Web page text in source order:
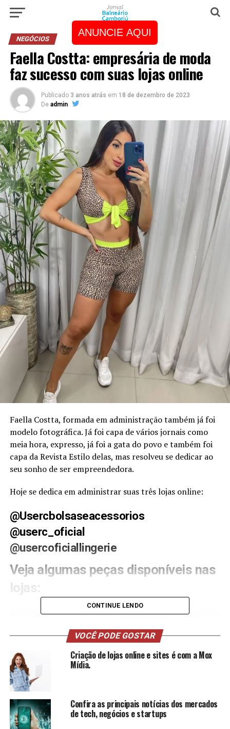
ANUNCIE AQUI
NEGÓCIOS
Faella Costta: empresária de moda
faz sucesso com suas lojas online
Publicado 3 anos atrás em 18 de dezembro de 2023
De admin
Faella Costta, formada em administração também já foi
modelo fotográfica. Já foi capa de vários jornais como
meia hora, expresso, já foi a gata do povo e também foi
capa da Revista Estilo delas, mas resolveu se dedicar ao
seu sonho de ser empreendedora.
Hoje se dedica em administrar suas três lojas online:
@Usercbolsaseacessorios
@userc_oficial
@usercoficiallingerie
Veja algumas peças disponíveis nas
lojas:
CONTINUE LENDO
VOCÊ PODE GOSTAR
Criação de lojas online e sites é com a Mox
Mídia.
Confira as principais notícias dos mercados
de tech, negócios e startups